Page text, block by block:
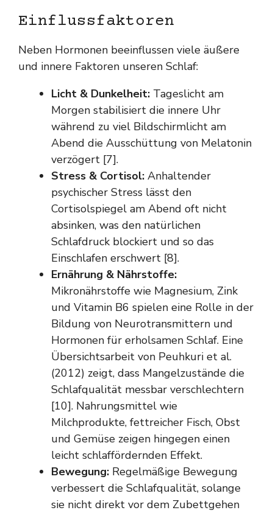
Einflussfaktoren
Neben Hormonen beeinflussen viele äußere
und innere Faktoren unseren Schlaf:
Licht & Dunkelheit: Tageslicht am
Morgen stabilisiert die innere Uhr
während zu viel Bildschirmlicht am
Abend die Ausschüttung von Melatonin
verzögert [7].
Stress & Cortisol: Anhaltender
psychischer Stress lässt den
Cortisolspiegel am Abend oft nicht
absinken, was den natürlichen
Schlafdruck blockiert und so das
Einschlafen erschwert [8].
Ernährung & Nährstoffe:
Mikronährstoffe wie Magnesium, Zink
und Vitamin B6 spielen eine Rolle in der
Bildung von Neurotransmittern und
Hormonen für erholsamen Schlaf. Eine
Übersichtsarbeit von Peuhkuri et al.
(2012) zeigt, dass Mangelzustände die
Schlafqualität messbar verschlechtern
[10]. Nahrungsmittel wie
Milchprodukte, fettreicher Fisch, Obst
und Gemüse zeigen hingegen einen
leicht schlaffördernden Effekt.
Bewegung: Regelmäßige Bewegung
verbessert die Schlafqualität, solange
sie nicht direkt vor dem Zubettgehen